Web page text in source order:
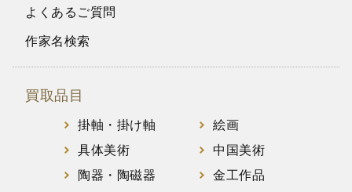
よくあるご質問
作家名検索
買取品目
掛軸・掛け軸
絵画
具体美術
中国美術
陶器・陶磁器
金工作品